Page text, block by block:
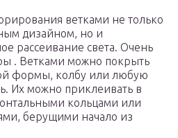
ветками не только
дизайном, но и
рассеивание света. Очень
. Ветками можно покрыть
формы, колбу или любую
Их можно приклеивать в
кольцами или
берущими начало из